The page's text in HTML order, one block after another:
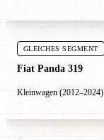
GLEICHES SEGMENT
Fiat Panda 319
Kleinwagen (2012–2024)